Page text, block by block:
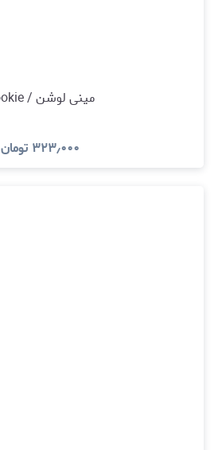
مینی لوشن / Cookie
۳۲۳٫۰۰۰ تومان